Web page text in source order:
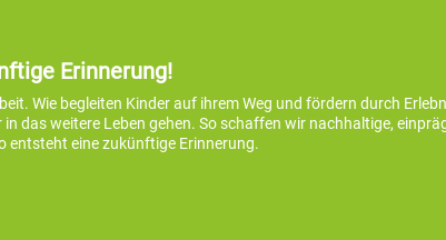
Erinnerung!
Wie begleiten Kinder auf ihrem Weg und fördern durch
weitere Leben gehen. So schaffen wir nachhaltige,
entsteht eine zukünftige Erinnerung.